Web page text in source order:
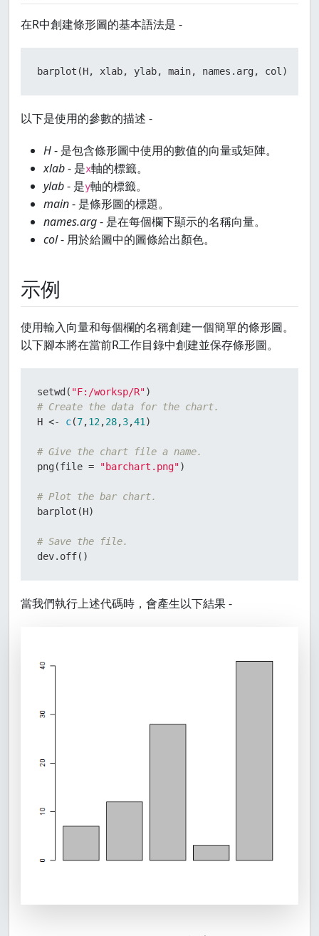
在R中創建條形圖的基本語法是 -
barplot (H, xlab, ylab, main, names.arg, col )
以下是使用的參數的描述 -
H- 是包含條形圖中使用的數值的向量或矩陣。
xlab- 是x軸的標籤。
ylab- 是y軸的標籤。
main- 是條形圖的標題。
names.arg- 是在每個欄下顯示的名稱向量。
col- 用於給圖中的圖條給出顏色。
示例
使用輸入向量和每個欄的名稱創建一個簡單的條形圖。
以下腳本將在當前R工作目錄中創建並保存條形圖。
setwd ( "F:/worksp/R")
# Create the data for the chart.
H <- c(7,12 ,28,3,41 )
# Give the chart file a name.
png(file = "barchart.png")
# Plot the bar chart.
barplot (H)
# Save the file.
dev.off( )
當我們執行上述代碼時，會產生以下結果 -